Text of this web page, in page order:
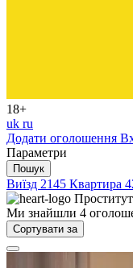
18+
uk ru
Додати оголошення
Параметри
Пошук
Виїзд 2145 Квартира
Ми знайшли 4
Сортувати за